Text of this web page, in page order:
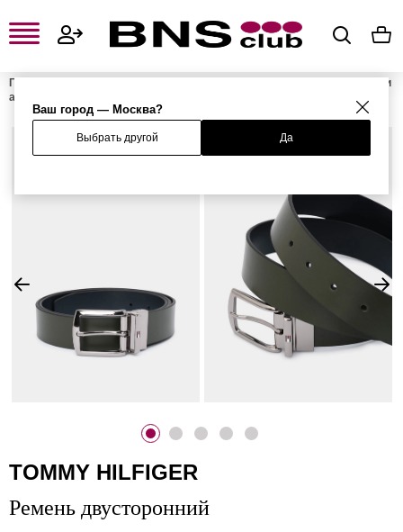
Ваш город — Москва?
Выбрать другой Да
Главная
Мужские сумки и
аксессуары
TOMMY HILFIGER
Ремень двусторонний